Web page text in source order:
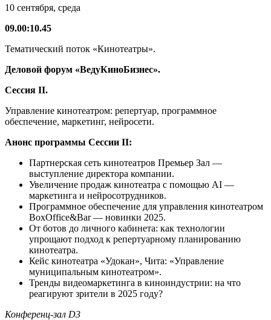
10 сентября, среда
09.00:10.45
Тематический поток «Кинотеатры».
Деловой форум «ВедуКиноБизнес».
Сессия II.
Управление кинотеатром: репертуар, программное
обеспечение, маркетинг, нейросети.
Анонс программы Сессии II:
Партнерская сеть кинотеатров Премьер Зал —
выступление директора компании.
Увеличение продаж кинотеатра с помощью AI —
маркетинга и нейросотрудников.
Программное обеспечение для управления кинотеатром
BoxOffice&Bar — новинки 2025.
От ботов до личного кабинета: как технологии
упрощают подход к репертуарному планированию
кинотеатра.
Кейс кинотеатра «Удокан», Чита: «Управление
муниципальным кинотеатром».
Тренды видеомаркетинга в киноиндустрии: на что
реагируют зрители в 2025 году?
Конференц-зал D3